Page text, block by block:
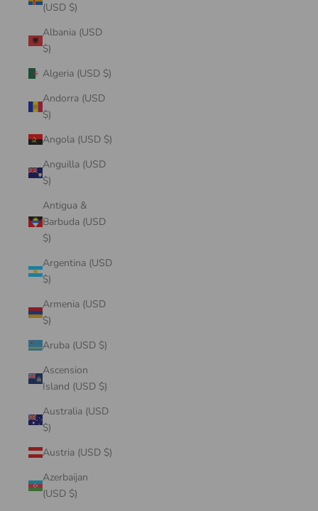
(USD $)
Albania (USD
$)
Algeria (USD $)
Andorra (USD
$)
Angola (USD $)
Anguilla (USD
$)
Antigua &
Barbuda (USD
$)
Argentina (USD
$)
Armenia (USD
$)
Aruba (USD $)
Ascension
Island (USD $)
Australia (USD
$)
Austria (USD $)
Azerbaijan
(USD $)